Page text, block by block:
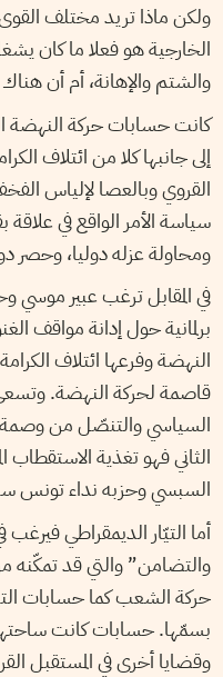
ولكن ماذا تريد مختلف
الخارجية هو فعلا ما كان
والشتم والإهانة، أم أن
كانت حسابات حركة النهضة
إلى جانبها كلا من ائتلاف
القروي وبالعصا لإلياس
سياسة الأمر الواقع في
ومحاولة عزله دوليا، وحصر
في المقابل ترغب عبير
برلمانية حول إدانة مواقف
النهضة وفرعها ائتلاف
قاصمة لحركة النهضة.
السياسي والتنصّل من
الثاني فهو تغذية الاستقطاب
السبسي وحزبه نداء تونس سنة 2014، لذلك تمعن في كل مناسبة في إذلال راشد الغنوشي
أما التيّار الديمقراطي
والتضامن” والتي قد تمكّنه
حركة الشعب كما حسابات
بسمّها. حسابات كانت ساحتها
وقضايا أخرى في المستقبل